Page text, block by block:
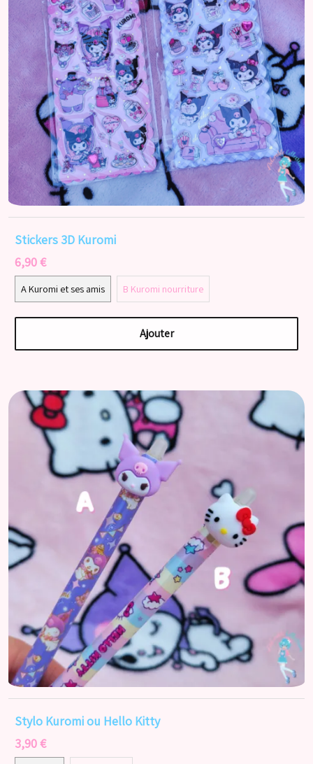
Stickers 3D Kuromi
6,90 €
A Kuromi et ses amis B Kuromi nourriture
Ajouter
Stylo Kuromi ou Hello Kitty
3,90 €